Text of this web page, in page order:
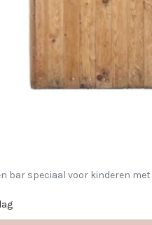
bar speciaal voor kinderen